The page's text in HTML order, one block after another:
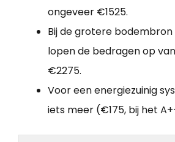
ongeveer €1525.
Bij de grotere
lopen de bedragen op
€2275.
Voor een energiezuinig
iets meer (€175, bij het